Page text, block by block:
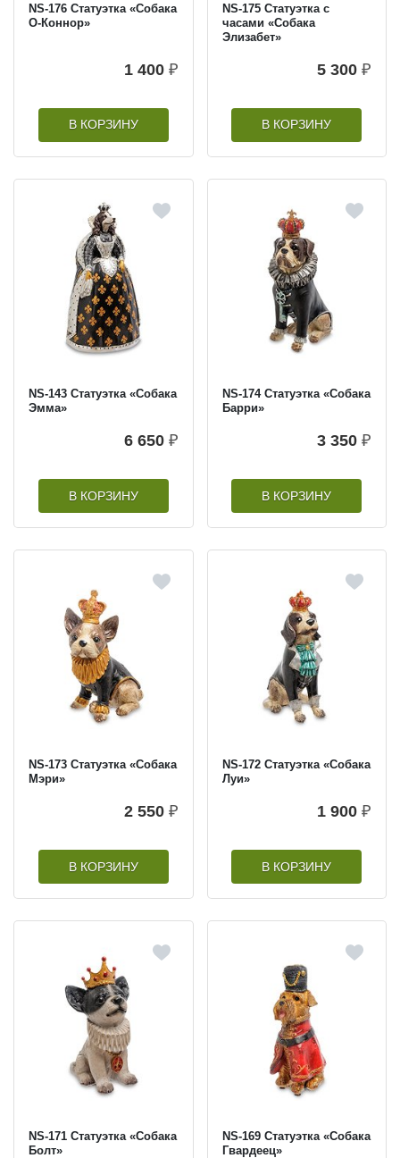
NS-176 Статуэтка «Собака
О-Коннор»
1 400 ₽
В КОРЗИНУ
NS-175 Статуэтка с
часами «Собака
Элизабет»
5 300 ₽
В КОРЗИНУ
NS-143 Статуэтка «Собака
Эмма»
6 650 ₽
В КОРЗИНУ
NS-174 Статуэтка «Собака
Барри»
3 350 ₽
В КОРЗИНУ
NS-173 Статуэтка «Собака
Мэри»
2 550 ₽
В КОРЗИНУ
NS-172 Статуэтка «Собака
Луи»
1 900 ₽
В КОРЗИНУ
NS-171 Статуэтка «Собака
Болт»
NS-169 Статуэтка «Собака
Гвардеец»